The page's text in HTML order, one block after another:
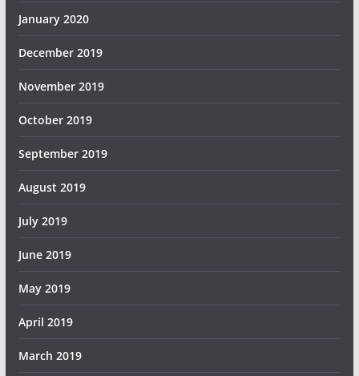
January 2020
December 2019
November 2019
October 2019
September 2019
August 2019
July 2019
June 2019
May 2019
April 2019
March 2019